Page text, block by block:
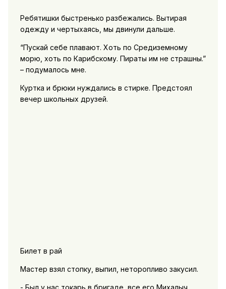
Ребятишки быстренько разбежались. Вытирая
одежду и чертыхаясь, мы двинули дальше.
“Пускай себе плавают. Хоть по Средиземному
морю, хоть по Карибскому. Пираты им не страшны.”
– подумалось мне.
Куртка и брюки нуждались в стирке. Предстоял
вечер школьных друзей.
Билет в рай
Мастер взял стопку, выпил, неторопливо закусил.
- Был у нас токарь в бригаде, все его Михалыч